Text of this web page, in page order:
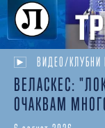
ВИДЕО/
ВЕЛАСКЕС:
ОЧАКВАМ